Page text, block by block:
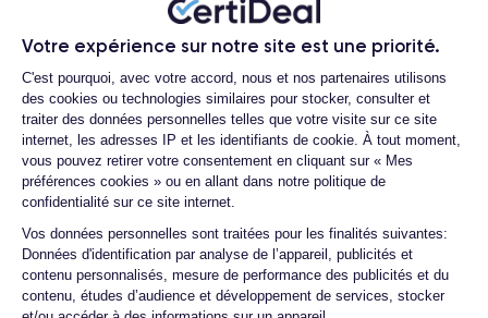
Votre expérience sur notre site est une priorité.
Plateforme de Gestion du
C'est pourquoi, avec votre accord, nous et nos partenaires utilisons
des cookies ou technologies similaires pour stocker, consulter et
traiter des données personnelles telles que votre visite sur ce site
internet, les adresses IP et les identifiants de cookie. À tout moment,
vous pouvez retirer votre consentement en cliquant sur « Mes
préférences cookies » ou en allant dans notre politique de
confidentialité sur ce site internet.
Vos données personnelles sont traitées pour les finalités suivantes:
Données d'identification par analyse de l’appareil, publicités et
contenu personnalisés, mesure de performance des publicités et du
contenu, études d’audience et développement de services, stocker
Axeptio consent
réduire l'impact environnementalet a considérablement
renforcé les fonctionnalités de sécurité et de confidentialité.
Cet engagement souligne la dévotion d'Apple à promouvoir un
développement technologique responsable et durable.
Officiellementprésenté le 7 septembre 2022 , l'iPhone 14
a étémis en vente en Europe le 16 septembre 2022
marquant un moment important dans la stratégie d'Apple
d'équilibrer l'innovation technologique avec la responsabilité
éthique.
L'iPhone 14se distingue par une série de caractéristiques
clés qui le placent à l'avant-garde du paysage technologique.
Quelle est la différence entre une
Carte SIM et une eSIM ?
Quelle est la différence entre un
iPhone 14 d'occasion et un iPhone 14
reconditionné ?
Quelle est la durée de vie d'un iPhone
14 reconditionné ?
Proposez-vous une assurance en cas
de casse due à des chocs ou à des
chutes ?
Quelles sont les options disponibles sur
les batteries ?